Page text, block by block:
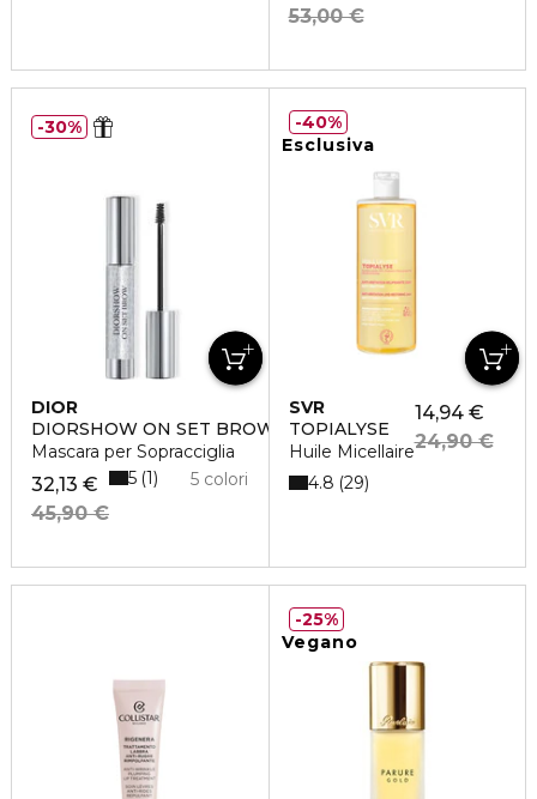
53,00 €
DIOR
DIORSHOW ON SET BROW
Mascara per Sopracciglia
32,13 €
45,90 €
5 colori
5 1
30%
Esclusiva
SVR
TOPIALYSE
Huile Micellaire
14,94 €
24,90 €
4.8 29
40%
Vegano
25%